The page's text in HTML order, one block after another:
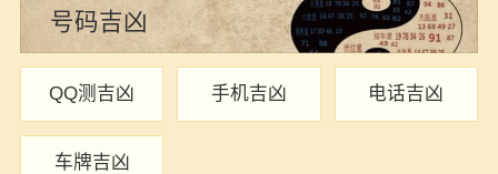
号码吉凶
QQ测吉凶 手机吉凶 电话吉凶
车牌吉凶